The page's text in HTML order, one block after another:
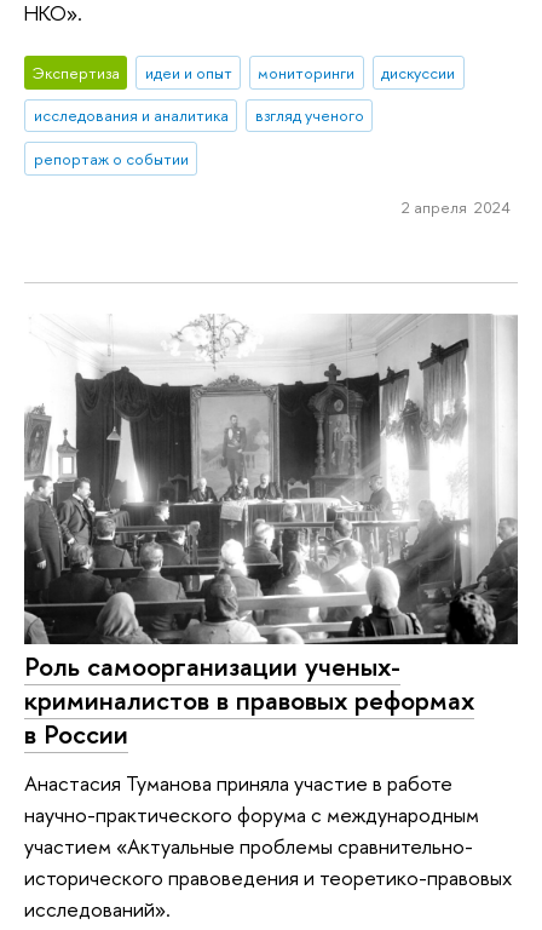
НКО».
Экспертиза идеи и опыт мониторинги
дискуссии
исследования и аналитика
взгляд ученого
репортаж о событии
2 апреля 2024
Роль самоорганизации ученых-
криминалистов в правовых реформах
в России
Анастасия Туманова приняла участие в работе
научно-практического форума с международным
участием «Актуальные проблемы сравнительно-
исторического правоведения и теоретико-правовых
исследований».